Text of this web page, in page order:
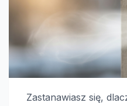
Zastanawiasz się,